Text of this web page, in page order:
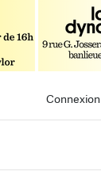
Connexion